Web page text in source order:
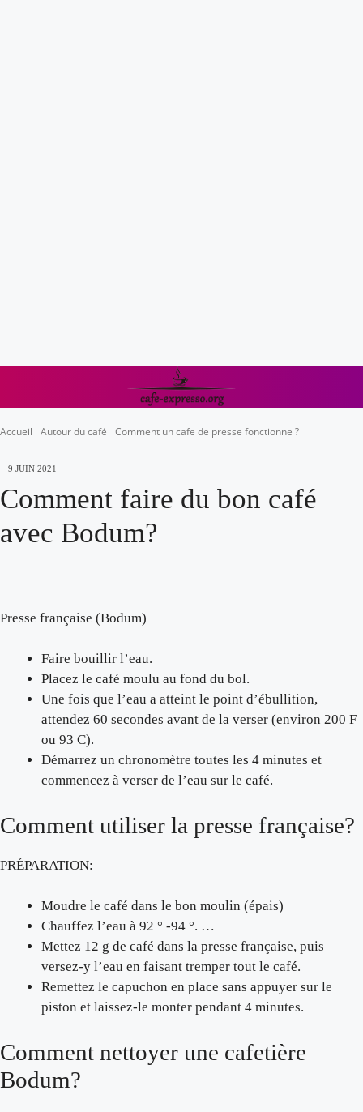
Accueil Autour du café Comment un cafe de presse fonctionne ?
9 JUIN 2021
Comment faire du bon café
avec Bodum?
Presse française (Bodum)
Faire bouillir l’eau.
Placez le café moulu au fond du bol.
Une fois que l’eau a atteint le point d’ébullition,
attendez 60 secondes avant de la verser (environ 200 F
ou 93 C).
Démarrez un chronomètre toutes les 4 minutes et
commencez à verser de l’eau sur le café.
Comment utiliser la presse française?
PRÉPARATION:
Moudre le café dans le bon moulin (épais)
Chauffez l’eau à 92 ° -94 °. …
Mettez 12 g de café dans la presse française, puis
versez-y l’eau en faisant tremper tout le café.
Remettez le capuchon en place sans appuyer sur le
piston et laissez-le monter pendant 4 minutes.
Comment nettoyer une cafetière
Bodum?